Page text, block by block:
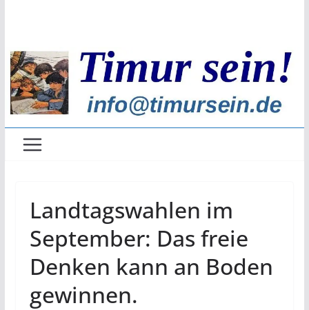
Landtagswahlen im
September: Das freie
Denken kann an Boden
gewinnen.